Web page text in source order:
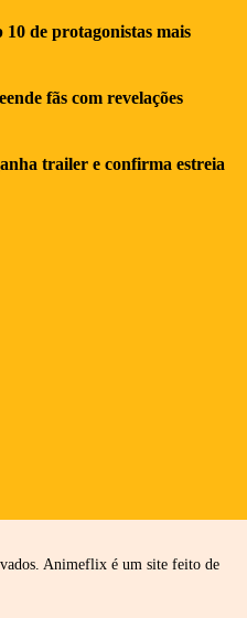
de protagonistas mais
fãs com revelações
trailer e confirma estreia
Animeflix é um site feito de